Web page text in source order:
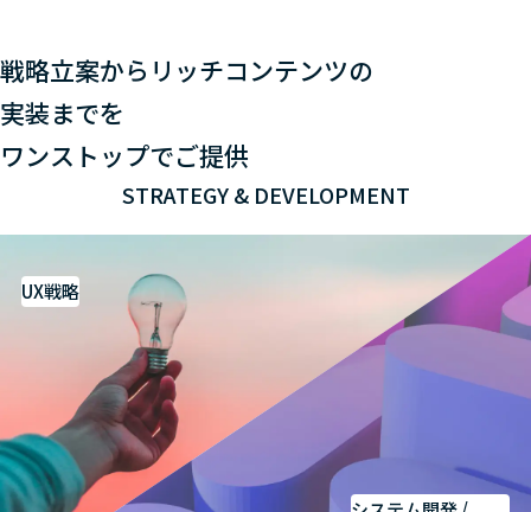
戦略立案からリッチコンテンツの
実装までを
ワンストップでご提供
STRATEGY & DEVELOPMENT
UX戦略